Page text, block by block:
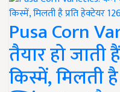
Pusa Corn
तैयार हो
किस्में, मिलती